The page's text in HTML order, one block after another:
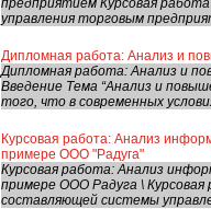
предприятием Курсовая
управления торговым
Дипломная работа: Анализ и
Дипломная работа: Анализ и
Введение Тема “Анализ и
того, что в современных
Курсовая работа: Анализ
примере ООО "Радуга"
Курсовая работа: Анализ
примере ООО Радуга \
составляющей системы